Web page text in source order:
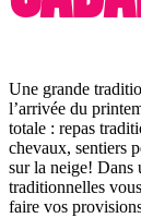
Une grande
l’arrivée du
totale : repas
chevaux, sentiers
sur la neige! Dans
traditionnelles
faire vos